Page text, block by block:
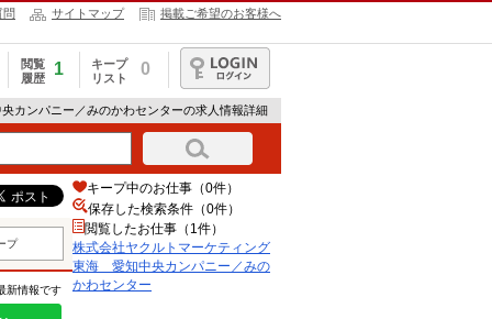
問 サイトマップ 掲載ご希望のお客様へ
閲覧
履歴
1
キープ
リスト
0
ログイン
カンパニー／みのかわセンターの求人情報詳細
プ
新情報です
キープ中のお仕事（0件）
保存した検索条件（0件）
閲覧したお仕事（1件）
株式会社ヤクルトマーケティング
東海 愛知中央カンパニー／みの
かわセンター